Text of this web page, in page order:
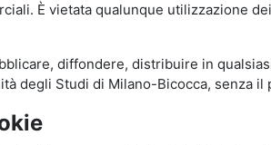
È vietata qualunque utilizzazione
diffondere, distribuire in
degli Studi di Milano-Bicocca, senza